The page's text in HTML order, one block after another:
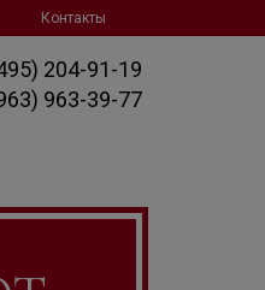
Контакты
204-91-19
963-39-77